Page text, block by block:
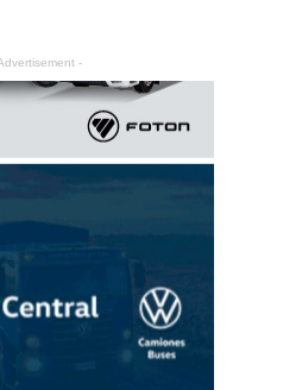
-